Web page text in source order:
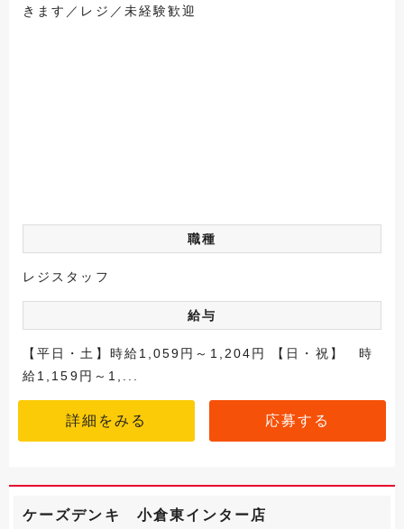
きます／レジ／未経験歓迎
職種
レジスタッフ
給与
【平日・土】時給1,059円～1,204円 【日・祝】 時
給1,159円～1,...
詳細をみる 応募する
ケーズデンキ 小倉東インター店